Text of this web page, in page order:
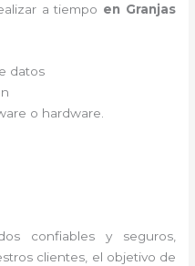
a tiempo en Granjas
datos
o hardware
confiables y seguros,
clientes, el objetivo de